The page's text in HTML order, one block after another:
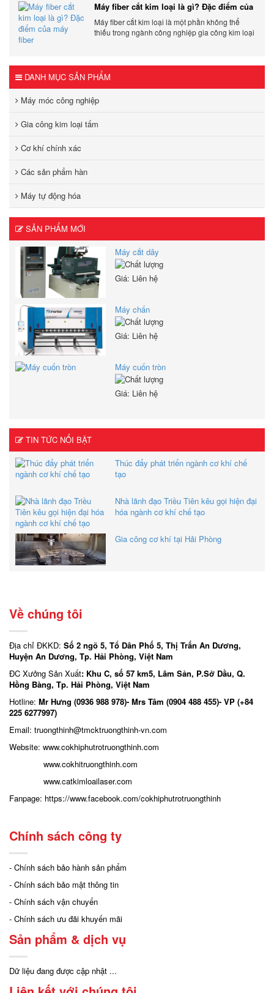
Máy fiber cắt kim loại là gì? Đặc điểm của
máy fiber
Máy fiber cắt kim loại là một phần không thể
thiếu trong ngành công nghiệp gia công kim loại
DANH MỤC SẢN PHẨM
Máy móc công nghiệp
Gia công kim loại tấm
Cơ khí chính xác
Các sản phẩm hàn
Máy tự động hóa
SẢN PHẨM MỚI
Máy cắt dây
Giá: Liên hệ
Máy chấn
Giá: Liên hệ
Máy cuốn tròn
Giá: Liên hệ
TIN TỨC NỔI BẬT
Thúc đẩy phát triển ngành cơ khí chế
tạo
Nhà lãnh đạo Triều Tiên kêu gọi hiện đại
hóa ngành cơ khí chế tạo
Gia công cơ khí tại Hải Phòng
Về chúng tôi
Địa chỉ ĐKKD: Số 2 ngõ 5, Tổ Dân Phố 5, Thị Trấn An Dương,
Huyện An Dương, Tp. Hải Phòng, Việt Nam
ĐC Xưởng Sản Xuất: Khu C, số 57 km5, Lâm Sản, P.Sở Dầu, Q.
Hồng Bàng, Tp. Hải Phòng, Việt Nam
Hotline: Mr Hưng (0936 988 978)- Mrs Tâm (0904 488 455)- VP (+84
225 6277997)
Email: truongthinh@tmcktruongthinh-vn.com
Website: www.cokhiphutrotruongthinh.com
www.cokhitruongthinh.com
www.catkimloailaser.com
Fanpage: https://www.facebook.com/cokhiphutrotruongthinh
Chính sách công ty
- Chính sách bảo hành sản phẩm
- Chính sách bảo mật thông tin
- Chính sách vận chuyển
- Chính sách ưu đãi khuyến mãi
Sản phẩm & dịch vụ
Dữ liệu đang được cập nhật ...